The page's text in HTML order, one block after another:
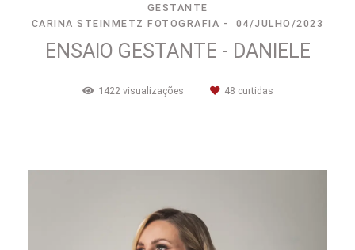
GESTANTE
CARINA STEINMETZ FOTOGRAFIA
04/JULHO/2023
ENSAIO GESTANTE - DANIELE
1422 visualizações 48 curtidas